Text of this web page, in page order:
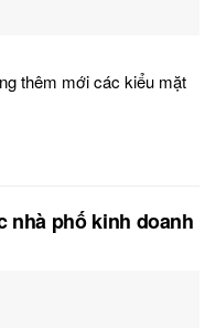
thêm mới các kiểu mặt
nhà phố kinh doanh